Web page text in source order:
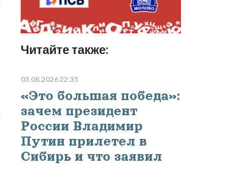
Читайте также:
03.08.2026 22:35
«Это большая победа»:
зачем президент
России Владимир
Путин прилетел в
Сибирь и что заявил